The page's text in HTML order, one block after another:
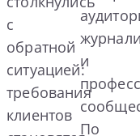
с
обратной
ситуацией:
требования
клиентов
и
По